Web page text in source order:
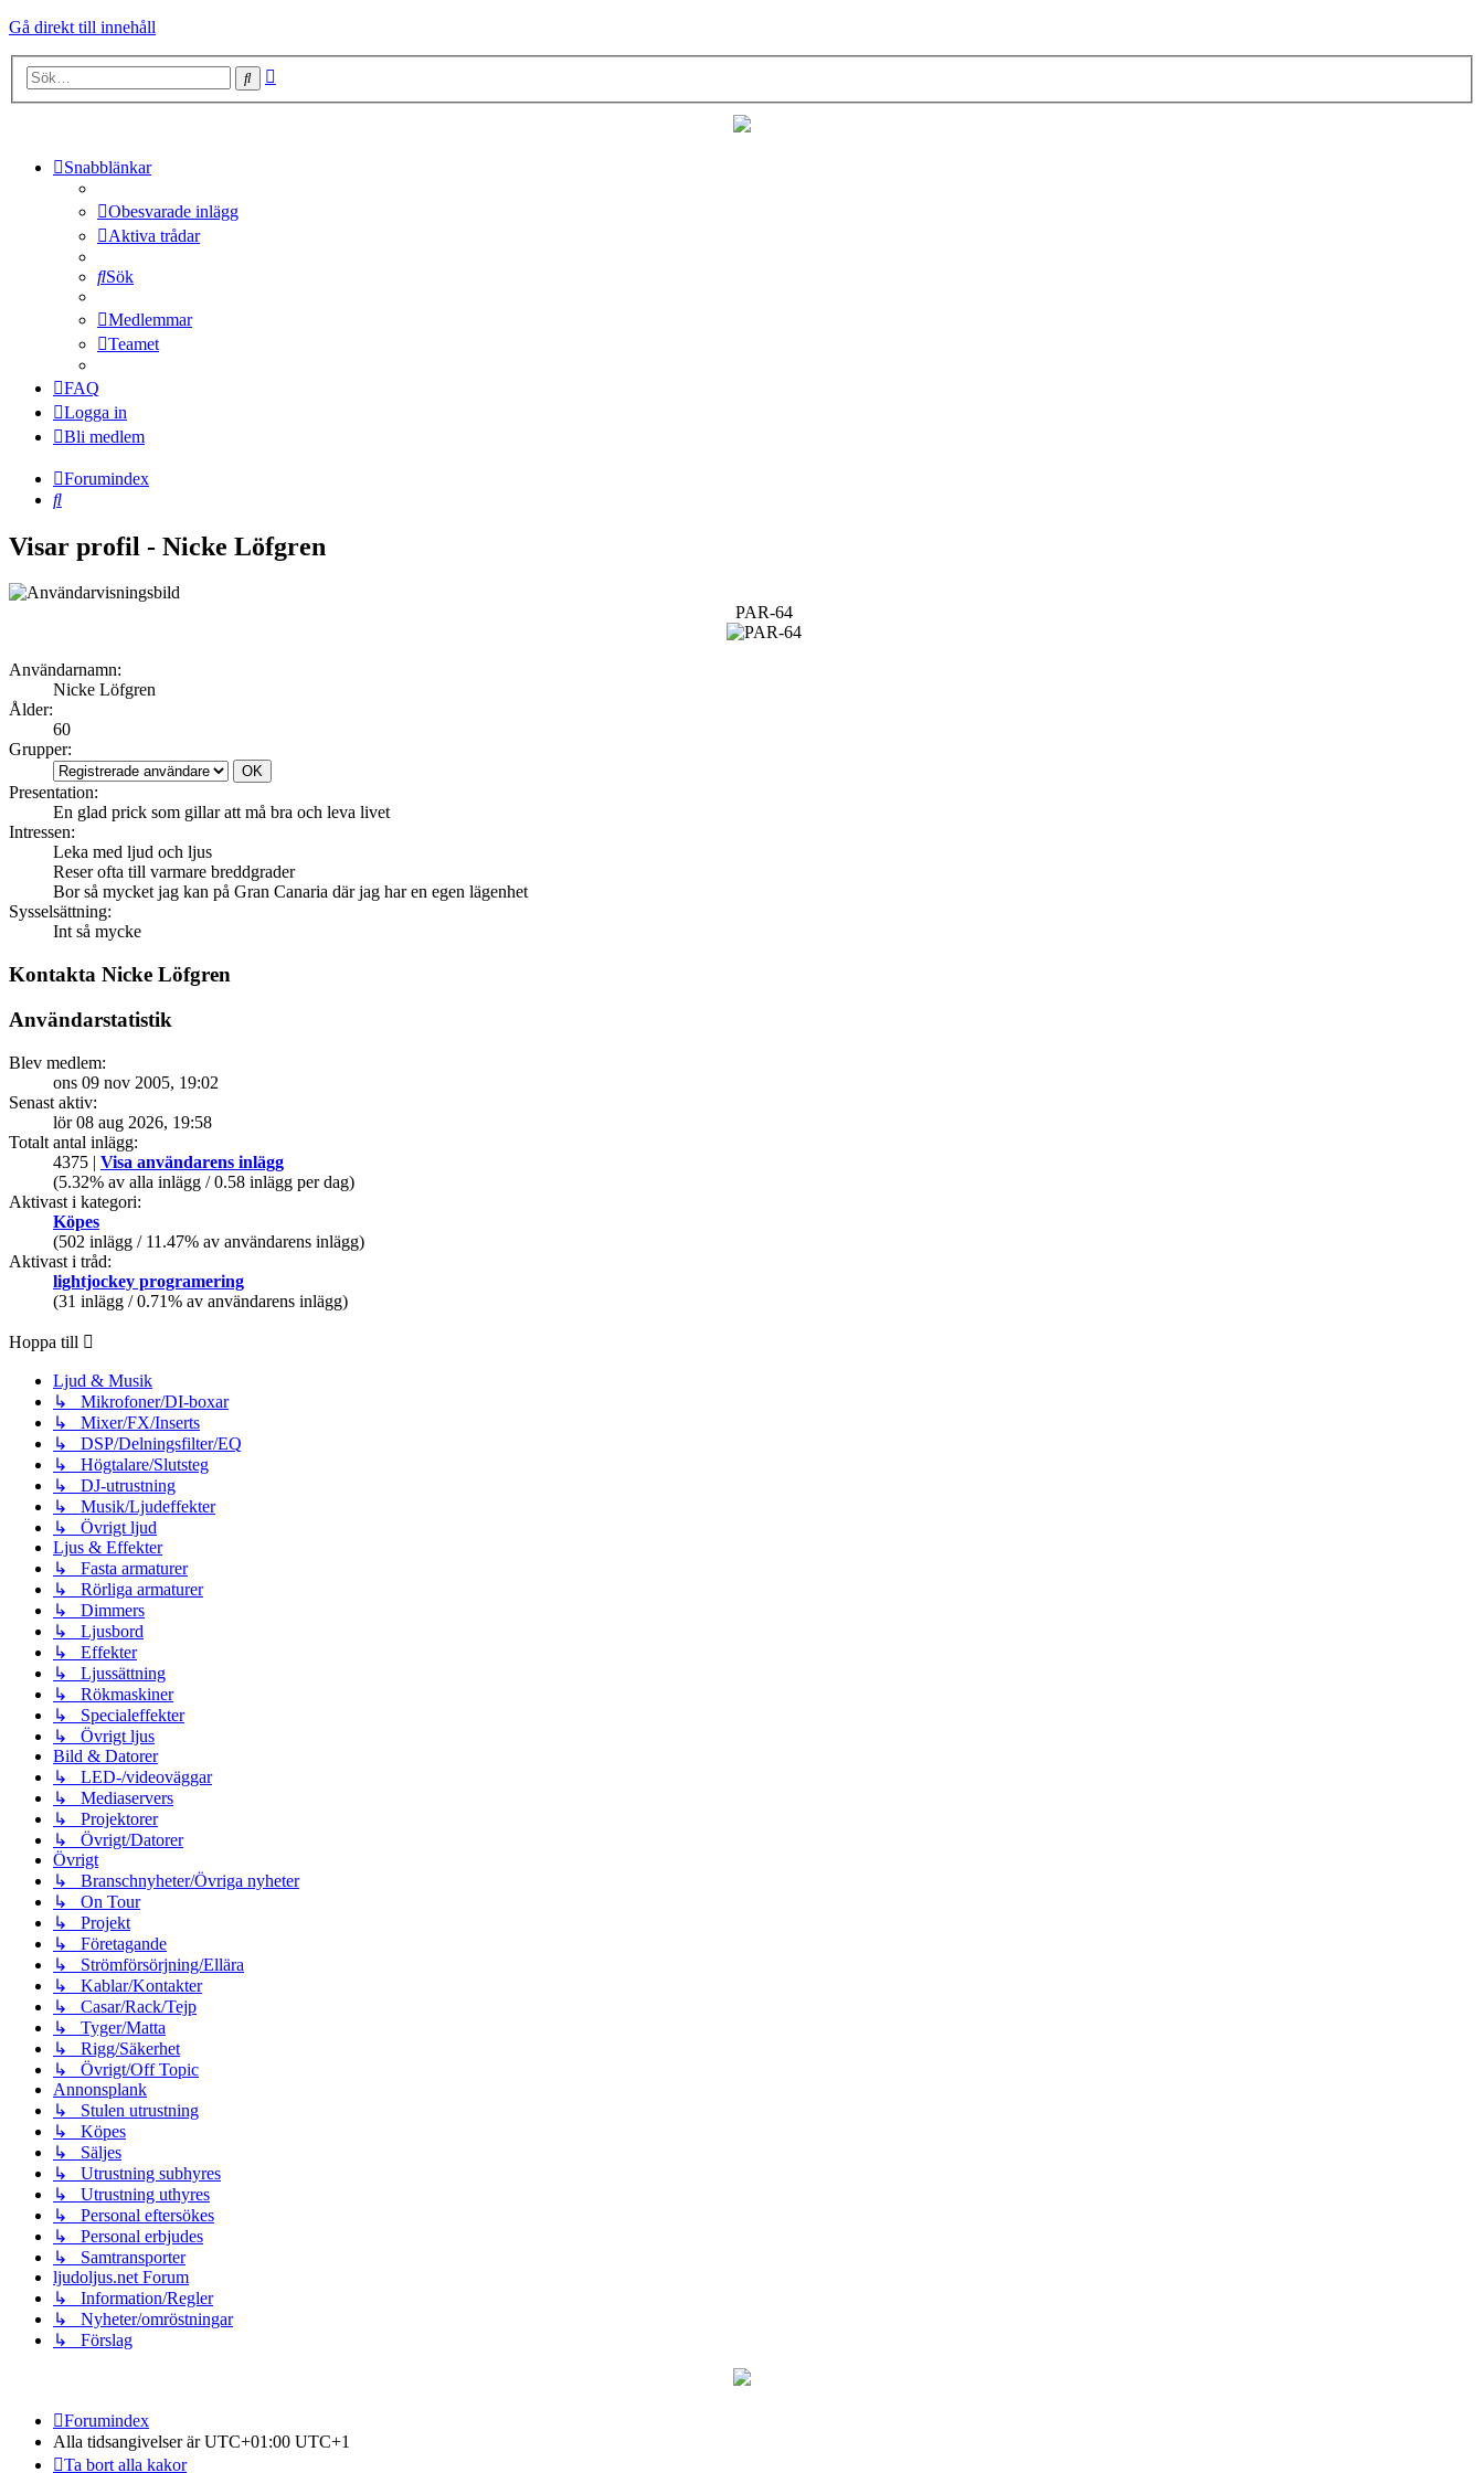
Gå direkt till innehåll
Sök
Snabblänkar
Obesvarade inlägg
Aktiva trådar
Sök
Medlemmar
Teamet
FAQ
Logga in
Bli medlem
Forumindex
Sök
Visar profil - Nicke Löfgren
PAR-64
Användarnamn:
Nicke Löfgren
Ålder:
60
Grupper:
Presentation:
En glad prick som gillar att må bra och leva livet
Intressen:
Leka med ljud och ljus
Reser ofta till varmare breddgrader
Bor så mycket jag kan på Gran Canaria där jag har en egen lägenhet
Sysselsättning:
Int så mycke
Kontakta Nicke Löfgren
Användarstatistik
Blev medlem:
ons 09 nov 2005, 19:02
Senast aktiv:
lör 08 aug 2026, 19:58
Totalt antal inlägg:
4375 | Visa användarens inlägg
(5.32% av alla inlägg / 0.58 inlägg per dag)
Aktivast i kategori:
Köpes
(502 inlägg / 11.47% av användarens inlägg)
Aktivast i tråd:
lightjockey programering
(31 inlägg / 0.71% av användarens inlägg)
Hoppa till
Ljud & Musik
↳ Mikrofoner/DI-boxar
↳ Mixer/FX/Inserts
↳ DSP/Delningsfilter/EQ
↳ Högtalare/Slutsteg
↳ DJ-utrustning
↳ Musik/Ljudeffekter
↳ Övrigt ljud
Ljus & Effekter
↳ Fasta armaturer
↳ Rörliga armaturer
↳ Dimmers
↳ Ljusbord
↳ Effekter
↳ Ljussättning
↳ Rökmaskiner
↳ Specialeffekter
↳ Övrigt ljus
Bild & Datorer
↳ LED-/videoväggar
↳ Mediaservers
↳ Projektorer
↳ Övrigt/Datorer
Övrigt
↳ Branschnyheter/Övriga nyheter
↳ On Tour
↳ Projekt
↳ Företagande
↳ Strömförsörjning/Ellära
↳ Kablar/Kontakter
↳ Casar/Rack/Tejp
↳ Tyger/Matta
↳ Rigg/Säkerhet
↳ Övrigt/Off Topic
Annonsplank
↳ Stulen utrustning
↳ Köpes
↳ Säljes
↳ Utrustning subhyres
↳ Utrustning uthyres
↳ Personal eftersökes
↳ Personal erbjudes
↳ Samtransporter
ljudoljus.net Forum
↳ Information/Regler
↳ Nyheter/omröstningar
↳ Förslag
Forumindex
Alla tidsangivelser är UTC+01:00 UTC+1
Ta bort alla kakor